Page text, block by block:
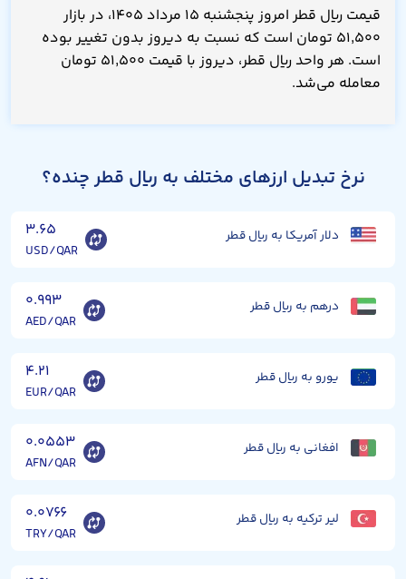
قیمت ریال قطر امروز پنجشنبه ۱۵ مرداد ۱۴۰۵، در بازار
۵۱,۵۰۰ تومان است که نسبت به دیروز بدون تغییر بوده
است. هر واحد ریال قطر، دیروز با قیمت ۵۱,۵۰۰ تومان
معامله می‌شد.
نرخ تبدیل ارزهای مختلف به ریال قطر چنده؟
دلار آمریکا به ریال قطر ۳.۶۵
USD/QAR
درهم به ریال قطر ۰.۹۹۳
AED/QAR
یورو به ریال قطر ۴.۲۱
EUR/QAR
افغانی به ریال قطر ۰.۰۵۵۳
AFN/QAR
لیر ترکیه به ریال قطر ۰.۰۷۶۶
TRY/QAR